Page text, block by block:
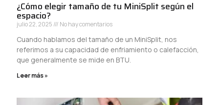
¿Cómo elegir tamaño de tu MiniSplit según el
espacio?
julio 22, 2025 No hay comentarios
Cuando hablamos del tamaño de un MiniSplit, nos
referimos a su capacidad de enfriamiento o calefacción,
que generalmente se mide en BTU.
Leer más »